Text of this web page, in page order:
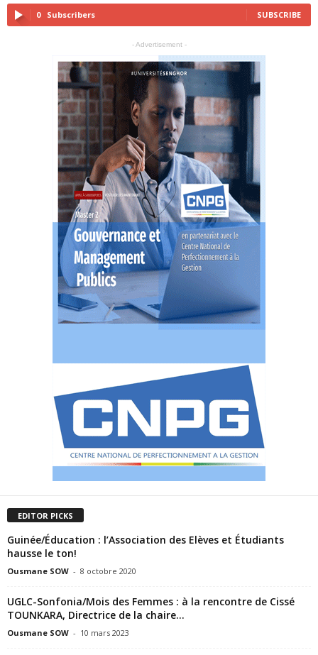
0 Subscribers SUBSCRIBE
- Advertisement -
EDITOR PICKS
Guinée/Éducation : l’Association des Elèves et Étudiants
hausse le ton!
Ousmane SOW - 8 octobre 2020
UGLC-Sonfonia/Mois des Femmes : à la rencontre de Cissé
TOUNKARA, Directrice de la chaire...
Ousmane SOW - 10 mars 2023